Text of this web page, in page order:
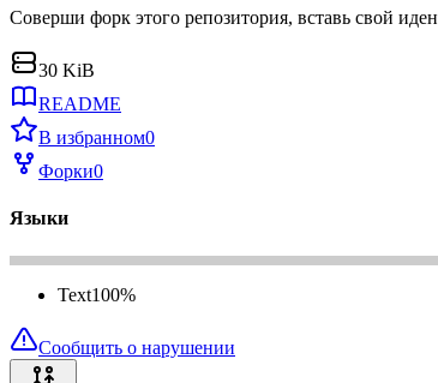
Соверши форк этого репозитория, вставь свой
30 KiB
README
В избранном0
Форки0
Языки
Text100%
Сообщить о нарушении